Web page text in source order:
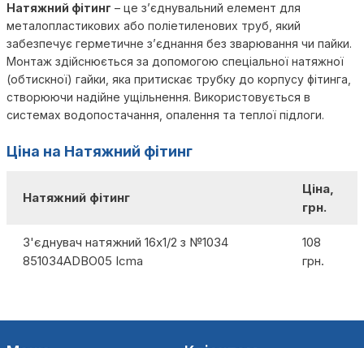
Натяжний фітинг – це з’єднувальний елемент для
металопластикових або поліетиленових труб, який
забезпечує герметичне з’єднання без зварювання чи пайки.
Монтаж здійснюється за допомогою спеціальної натяжної
(обтискної) гайки, яка притискає трубку до корпусу фітинга,
створюючи надійне ущільнення. Використовується в
системах водопостачання, опалення та теплої підлоги.
Ціна на Натяжний фітинг
Натяжний фітинг
Ціна,
грн.
З'єднувач натяжний 16х1/2 з №1034
851034ADBO05 Icma
108
грн.